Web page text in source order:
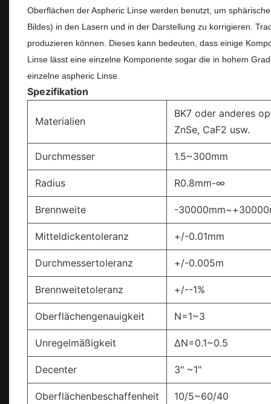
Oberflächen der Aspheric Linse werden benutzt, um
Bildes) in den Lasern und in der Darstellung zu korrigieren.
produzieren können. Dieses kann bedeuten, dass einige
Linse lässt eine einzelne Komponente sogar die in hohem
einzelne aspheric Linse.
Spezifikation
Materialien
BK7 oder anderes
ZnSe, CaF2 usw.
Durchmesser 1.5~300mm
Radius R0.8mm-∞
Brennweite -
Mitteldickentoleranz +/-0.01mm
Durchmessertoleranz +/-0.005m
Brennweitetoleranz +/--1%
Oberflächengenauigkeit N=1~3
Unregelmäßigkeit ΔN=0.1~0.5
Decenter 3" ~1"
Oberflächenbeschaffenheit 10/5~60/40